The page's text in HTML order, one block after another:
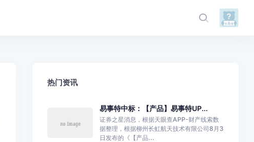
热门资讯
易事特中标：【产品】易事特UP...
证券之星消息，根据天眼查APP-财产线索数
据整理，根据柳州长虹航天技术有限公司8月3
日发布的《【产品...